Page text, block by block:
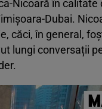
Nicoară în calitate
Dubai.
căci, în general,
lungi conversații